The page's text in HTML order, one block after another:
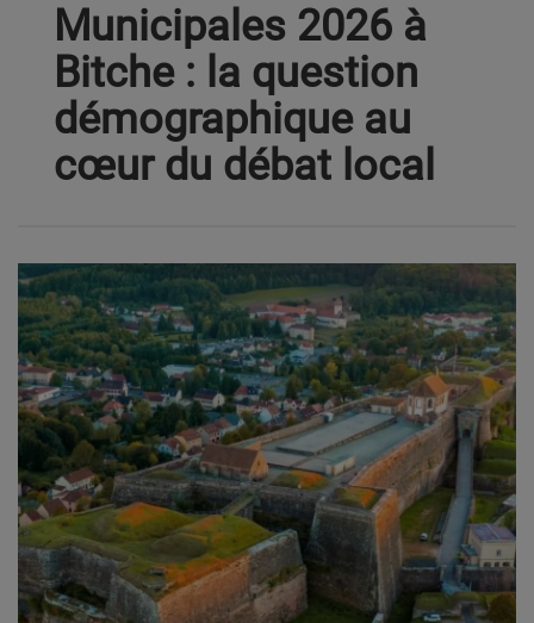
Municipales 2026 à
Bitche : la question
démographique au
cœur du débat local